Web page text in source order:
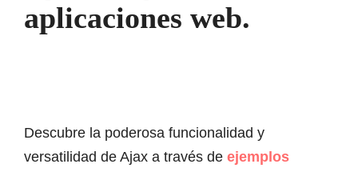
aplicaciones web.
Descubre la poderosa funcionalidad y
versatilidad de Ajax a través de ejemplos